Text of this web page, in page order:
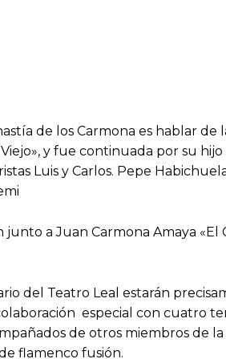
de los Carmona es hablar
y fue continuada por su
Luis y Carlos. Pepe
junto a Juan Carmona Amaya
del Teatro Leal estarán
especial con cuatro
de otros miembros de
flamenco fusión.